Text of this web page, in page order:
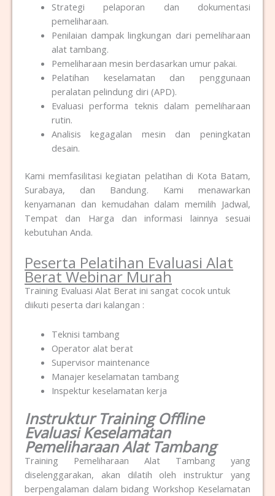
Strategi pelaporan dan dokumentasi
pemeliharaan.
Penilaian dampak lingkungan dari pemeliharaan
alat tambang.
Pemeliharaan mesin berdasarkan umur pakai.
Pelatihan keselamatan dan penggunaan
peralatan pelindung diri (APD).
Evaluasi performa teknis dalam pemeliharaan
rutin.
Analisis kegagalan mesin dan peningkatan
desain.
Kami memfasilitasi kegiatan pelatihan di Kota Batam,
Surabaya, dan Bandung. Kami menawarkan
kenyamanan dan kemudahan dalam memilih Jadwal,
Tempat dan Harga dan informasi lainnya sesuai
kebutuhan Anda.
Peserta Pelatihan Evaluasi Alat
Berat Webinar Murah
Training Evaluasi Alat Berat ini sangat cocok untuk
diikuti peserta dari kalangan :
Teknisi tambang
Operator alat berat
Supervisor maintenance
Manajer keselamatan tambang
Inspektur keselamatan kerja
Instruktur Training Offline
Evaluasi Keselamatan
Pemeliharaan Alat Tambang
Training Pemeliharaan Alat Tambang yang
diselenggarakan, akan dilatih oleh instruktur yang
berpengalaman dalam bidang Workshop Keselamatan